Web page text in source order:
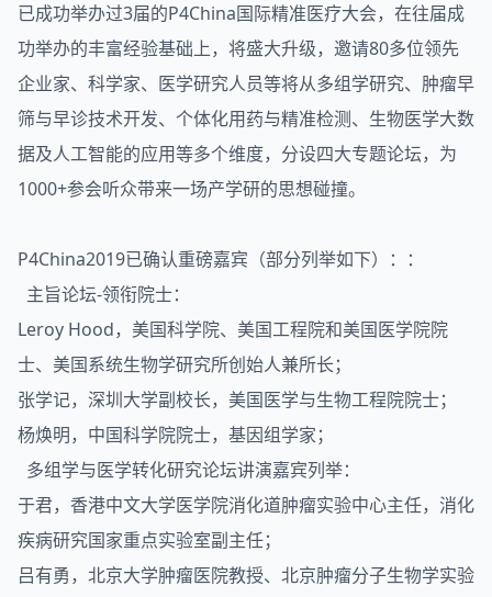
已成功举办过3届的P4China国际精准医疗大会，在往届成
功举办的丰富经验基础上，将盛大升级，邀请80多位领先
企业家、科学家、医学研究人员等将从多组学研究、肿瘤早
筛与早诊技术开发、个体化用药与精准检测、生物医学大数
据及人工智能的应用等多个维度，分设四大专题论坛，为
1000+参会听众带来一场产学研的思想碰撞。
P4China2019已确认重磅嘉宾（部分列举如下）：：
主旨论坛-领衔院士：
Leroy Hood，美国科学院、美国工程院和美国医学院院
士、美国系统生物学研究所创始人兼所长；
张学记，深圳大学副校长，美国医学与生物工程院院士；
杨焕明，中国科学院院士，基因组学家；
多组学与医学转化研究论坛讲演嘉宾列举：
于君，香港中文大学医学院消化道肿瘤实验中心主任，消化
疾病研究国家重点实验室副主任；
吕有勇，北京大学肿瘤医院教授、北京肿瘤分子生物学实验